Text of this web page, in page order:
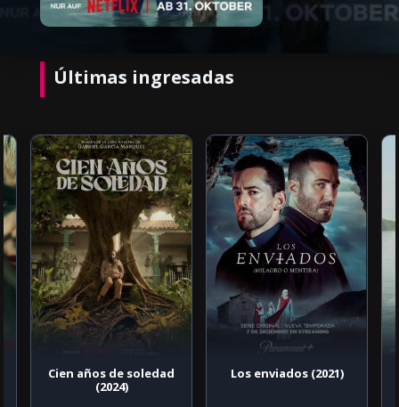
Últimas ingresadas
Cien años de soledad
(2024)
Los enviados (2021)